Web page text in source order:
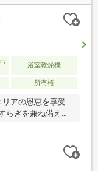
浴室乾燥機
所有権
リアの恩恵を享受
らぎを兼ね備え